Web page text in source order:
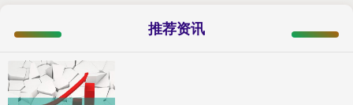
推荐资讯